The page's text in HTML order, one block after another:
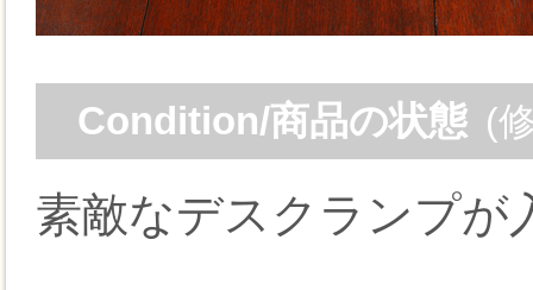
Condition/商品の状態 (
素敵なデスクランプが